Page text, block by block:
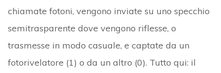
chiamate fotoni, vengono inviate su uno specchio
semitrasparente dove vengono riflesse, o
trasmesse in modo casuale, e captate da un
fotorivelatore (1) o da un altro (0). Tutto qui: il